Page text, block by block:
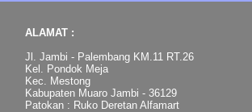
ALAMAT :
Jl. Jambi - Palembang KM.11 RT.26
Kel. Pondok Meja
Kec. Mestong
Kabupaten Muaro Jambi - 36129
Patokan : Ruko Deretan Alfamart